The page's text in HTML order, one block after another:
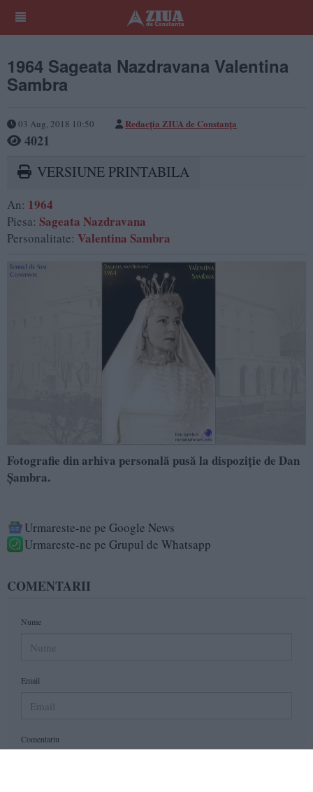
1964 Sageata Nazdravana Valentina
Sambra
03 Aug, 2018 10:50 Redacţia ZIUA de Constanţa
4021
VERSIUNE PRINTABILA
An: 1964
Piesa: Sageata Nazdravana
Personalitate: Valentina Sambra
Fotografie din arhiva personală pusă la dispoziție de Dan
Şambra.
Urmareste-ne pe Google News
Urmareste-ne pe Grupul de Whatsapp
COMENTARII
Nume
Email
Comentariu